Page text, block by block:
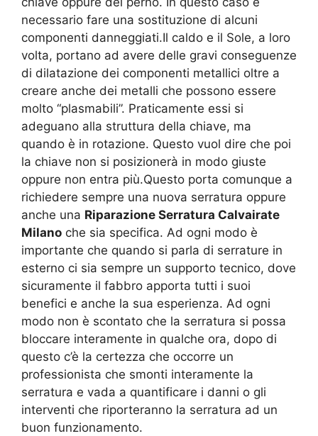
necessario fare una sostituzione di alcuni
componenti danneggiati.Il caldo e il Sole, a loro
volta, portano ad avere delle gravi conseguenze
di dilatazione dei componenti metallici oltre a
creare anche dei metalli che possono essere
molto “plasmabili”. Praticamente essi si
adeguano alla struttura della chiave, ma
quando è in rotazione. Questo vuol dire che poi
la chiave non si posizionerà in modo giuste
oppure non entra più.Questo porta comunque a
richiedere sempre una nuova serratura oppure
anche una Riparazione Serratura Calvairate
Milano che sia specifica. Ad ogni modo è
importante che quando si parla di serrature in
esterno ci sia sempre un supporto tecnico, dove
sicuramente il fabbro apporta tutti i suoi
benefici e anche la sua esperienza. Ad ogni
modo non è scontato che la serratura si possa
bloccare interamente in qualche ora, dopo di
questo c’è la certezza che occorre un
professionista che smonti interamente la
serratura e vada a quantificare i danni o gli
interventi che riporteranno la serratura ad un
buon funzionamento.